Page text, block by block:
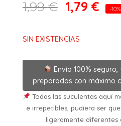
1,99€ 1,79 € -10%
SIN EXISTENCIAS
Envío 100%
preparadas con máximo
Todas las suculentas aquí
e irrepetibles, pudiera ser
ligeramente diferentes